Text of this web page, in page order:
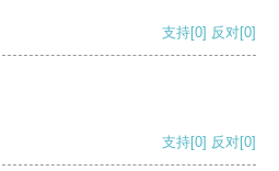
支持[0] 反对[0]
支持[0] 反对[0]